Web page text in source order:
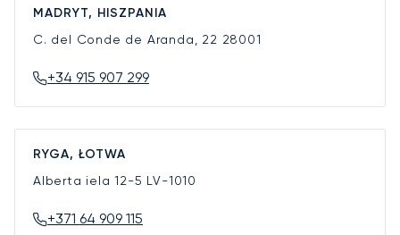
MADRYT, HISZPANIA
C. del Conde de Aranda, 22 28001
+34 915 907 299
RYGA, ŁOTWA
Alberta iela 12-5 LV-1010
+371 64 909 115